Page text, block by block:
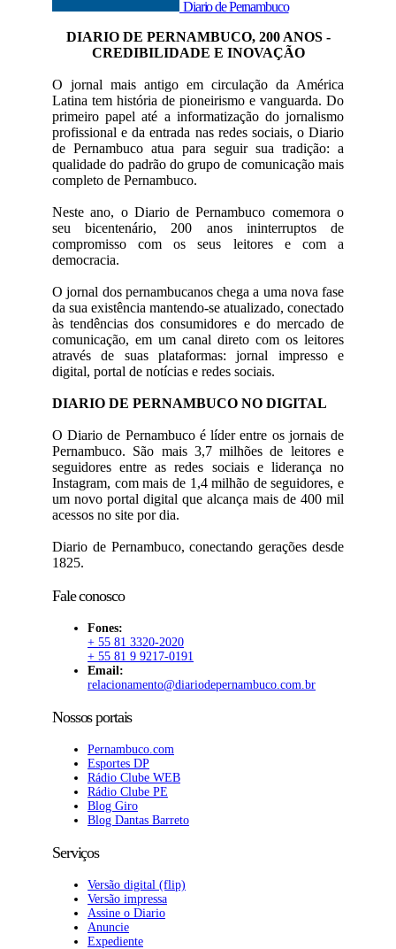
Diario de Pernambuco
DIARIO DE PERNAMBUCO, 200 ANOS -
CREDIBILIDADE E INOVAÇÃO
O jornal mais antigo em circulação da América
Latina tem história de pioneirismo e vanguarda. Do
primeiro papel até a informatização do jornalismo
profissional e da entrada nas redes sociais, o Diario
de Pernambuco atua para seguir sua tradição: a
qualidade do padrão do grupo de comunicação mais
completo de Pernambuco.
Neste ano, o Diario de Pernambuco comemora o
seu bicentenário, 200 anos ininterruptos de
compromisso com os seus leitores e com a
democracia.
O jornal dos pernambucanos chega a uma nova fase
da sua existência mantendo-se atualizado, conectado
às tendências dos consumidores e do mercado de
comunicação, em um canal direto com os leitores
através de suas plataformas: jornal impresso e
digital, portal de notícias e redes sociais.
DIARIO DE PERNAMBUCO NO DIGITAL
O Diario de Pernambuco é líder entre os jornais de
Pernambuco. São mais 3,7 milhões de leitores e
seguidores entre as redes sociais e liderança no
Instagram, com mais de 1,4 milhão de seguidores, e
um novo portal digital que alcança mais de 400 mil
acessos no site por dia.
Diario de Pernambuco, conectando gerações desde
1825.
Fale conosco
Fones:
+ 55 81 3320-2020
+ 55 81 9 9217-0191
Email:
relacionamento@diariodepernambuco.com.br
Nossos portais
Pernambuco.com
Esportes DP
Rádio Clube WEB
Rádio Clube PE
Blog Giro
Blog Dantas Barreto
Serviços
Versão digital (flip)
Versão impressa
Assine o Diario
Anuncie
Expediente